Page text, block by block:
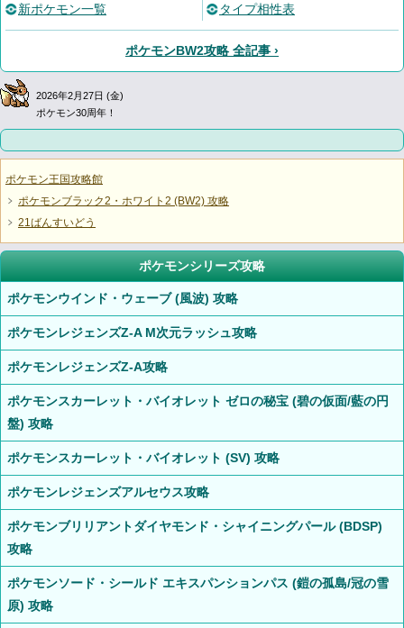
新ポケモン一覧
タイプ相性表
ポケモンBW2攻略 全記事 ›
2026年2月27日 (金)
ポケモン30周年！
ポケモン王国攻略館
ポケモンブラック2・ホワイト2 (BW2) 攻略
21ばんすいどう
ポケモンシリーズ攻略
ポケモンウインド・ウェーブ (風波) 攻略
ポケモンレジェンズZ-A M次元ラッシュ攻略
ポケモンレジェンズZ-A攻略
ポケモンスカーレット・バイオレット ゼロの秘宝 (碧の仮面/藍の円
盤) 攻略
ポケモンスカーレット・バイオレット (SV) 攻略
ポケモンレジェンズアルセウス攻略
ポケモンブリリアントダイヤモンド・シャイニングパール (BDSP)
攻略
ポケモンソード・シールド エキスパンションパス (鎧の孤島/冠の雪
原) 攻略